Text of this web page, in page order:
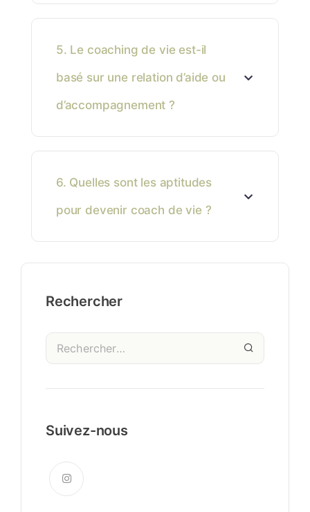
5. Le coaching de vie est-il
basé sur une relation d’aide ou
d’accompagnement ?
6. Quelles sont les aptitudes
pour devenir coach de vie ?
Rechercher
Suivez-nous